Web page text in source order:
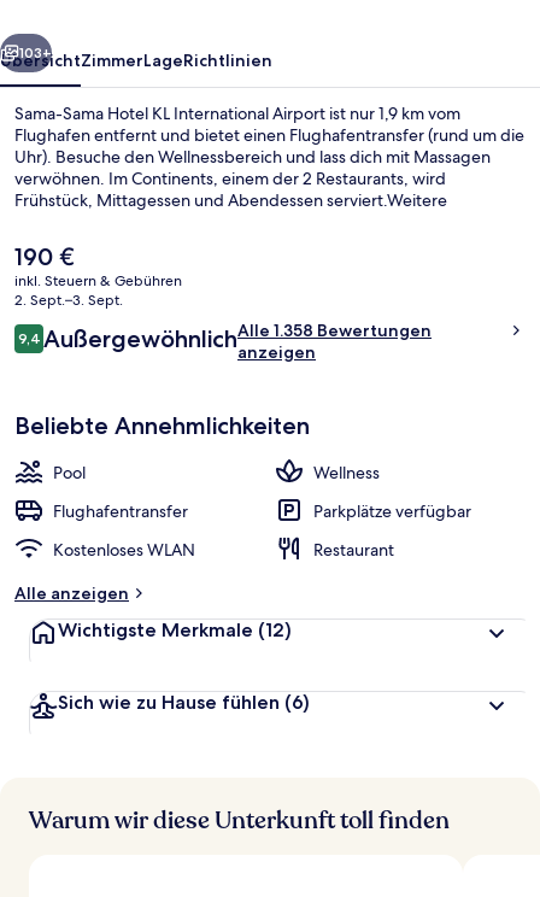
Weiter
103+
ÜbersichtZimmerLageRichtlinien
Sama-Sama Hotel KL International Airport ist nur 1,9 km vom
Flughafen entfernt und bietet einen Flughafentransfer (rund um die
Uhr). Besuche den Wellnessbereich und lass dich mit Massagen
verwöhnen. Im Continents, einem der 2 Restaurants, wird
Frühstück, Mittagessen und Abendessen serviert.Weitere
Fitnessmöglichkeiten sprechen für dieses Hotel im luxuriösen Stil.
Anderen Reisenden gefallen die bequemen Betten und das
hilfsbereite Personal sehr gut.
Der
aktuelle
Preis
190 €.
190 €
inkl. Steuern & Gebühren
2. Sept.–3. Sept.
Bewertungen
9,49,4 von 10.
AußergewöhnlichAlle 1.358 Bewertungen
anzeigen
Beliebte Annehmlichkeiten
Pool
Wellness
Flughafentransfer
Parkplätze verfügbar
Kostenloses WLAN
Restaurant
Alle anzeigen
Wichtigste Merkmale (12)
Sich wie zu Hause fühlen (6)
Warum wir diese Unterkunft toll finden